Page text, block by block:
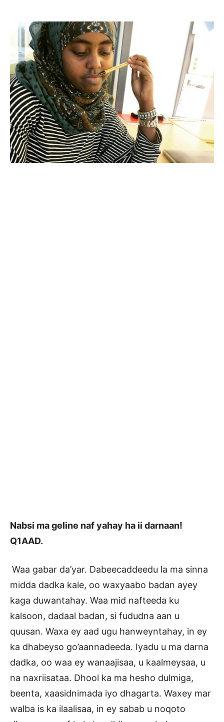
Nabsi ma geline naf yahay ha ii darnaan!
Q1AAD.
Waa gabar da’yar. Dabeecaddeedu la ma sinna
midda dadka kale, oo waxyaabo badan ayey
kaga duwantahay. Waa mid nafteeda ku
kalsoon, dadaal badan, si fududna aan u
quusan. Waxa ey aad ugu hanweyntahay, in ey
ka dhabeyso go’aannadeeda. Iyadu u ma darna
dadka, oo waa ey wanaajisaa, u kaalmeysaa, u
na naxriisataa. Dhool ka ma hesho dulmiga,
beenta, xaasidnimada iyo dhagarta. Waxey mar
walba is ka ilaalisaa, in ey sabab u noqoto